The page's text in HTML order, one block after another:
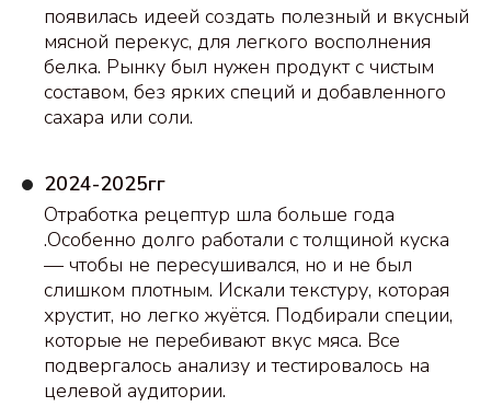
появилась идеей создать полезный и вкусный
мясной перекус, для легкого восполнения
белка. Рынку был нужен продукт с чистым
составом, без ярких специй и добавленного
сахара или соли.
2024-2025гг
Отработка рецептур шла больше года
.Особенно долго работали с толщиной куска
— чтобы не пересушивался, но и не был
слишком плотным. Искали текстуру, которая
хрустит, но легко жуётся. Подбирали специи,
которые не перебивают вкус мяса. Все
подвергалось анализу и тестировалось на
целевой аудитории.